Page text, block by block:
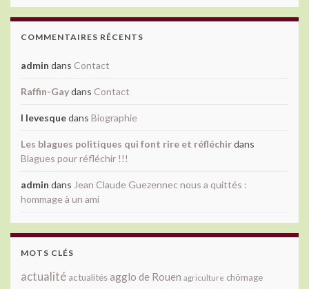
COMMENTAIRES RÉCENTS
admin dans Contact
Raffin-Gaydans Contact
l levesquedans Biographie
Les blagues politiques qui font rire et réfléchirdans
Blagues pour réfléchir !!!
admin dans Jean Claude Guezennec nous a quittés :
hommage à un ami
MOTS CLÉS
actualité actualitésagglo de Rouen agriculture chômage